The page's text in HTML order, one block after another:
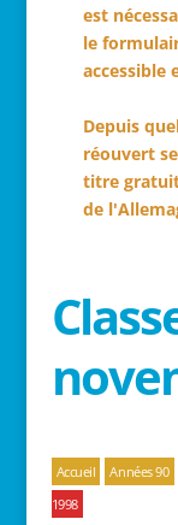
est
le
accessible
Depuis
réouvert
titre
de
Accueil Années 90
1998